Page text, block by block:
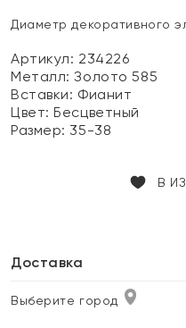
Диаметр декоративного
Артикул: 234226
Металл:Золото 585
Вставки: Фианит
Цвет:Бесцветный
Размер: 35-38
В
Доставка
Выберите город